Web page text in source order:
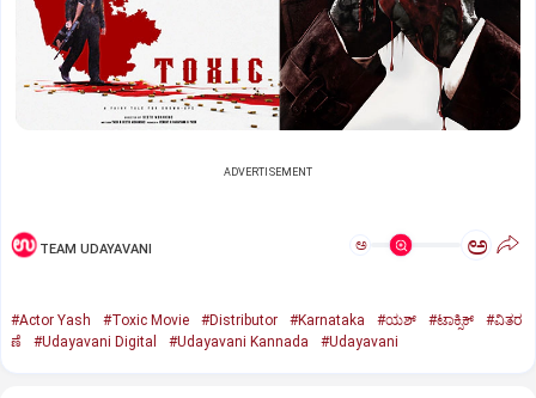
ADVERTISEMENT
TEAM UDAYAVANI ಅ ಅ
#Actor Yash #Toxic Movie #Distributor #Karnataka #ಯಶ್‌ #ಟಾಕ್ಸಿಕ್‌
#ವಿತರ
ಣೆ
#Udayavani Digital #Udayavani Kannada #Udayavani